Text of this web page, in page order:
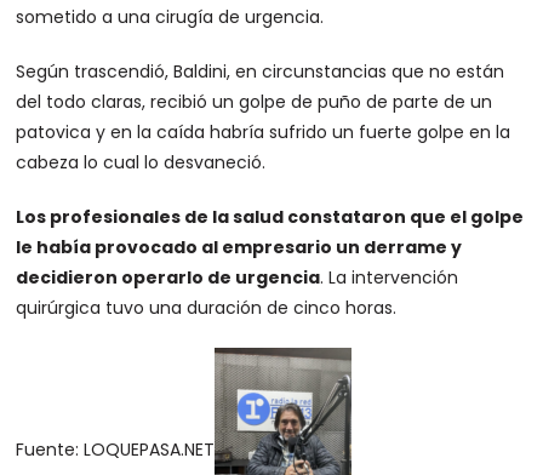
sometido a una cirugía de urgencia.
Según trascendió, Baldini, en circunstancias que no están
del todo claras, recibió un golpe de puño de parte de un
patovica y en la caída habría sufrido un fuerte golpe en la
cabeza lo cual lo desvaneció.
Los profesionales de la salud constataron que el golpe
le había provocado al empresario un derrame y
decidieron operarlo de urgencia. La intervención
quirúrgica tuvo una duración de cinco horas.
Fuente: LOQUEPASA.NET